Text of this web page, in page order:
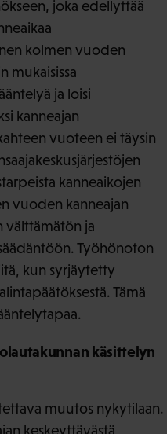
joka edellyttää
kolmen vuoden
mukaisissa
ja loisi
kanneajan
vuoteen ei täysin
kanneaikojen
vuoden kanneajan
ja
Työhönoton
kun syrjäytetty
Tämä
käsittelyn
muutos nykytilaan.
keskeyttävästä